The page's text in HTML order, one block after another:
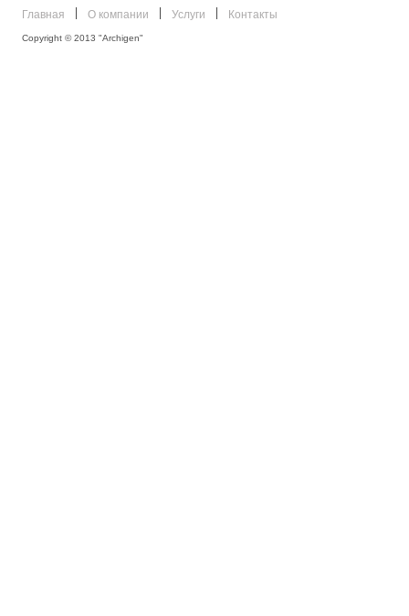
Copyright © 2013 "Archigen"
Главная О компании Услуги Контакты